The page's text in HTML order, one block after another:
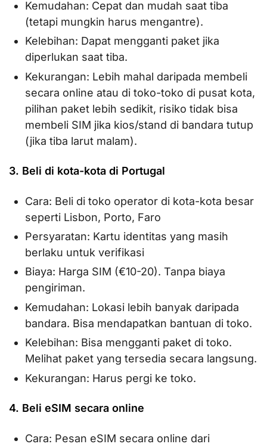
Kemudahan: Cepat dan mudah saat tiba
(tetapi mungkin harus mengantre).
Kelebihan: Dapat mengganti paket jika
diperlukan saat tiba.
Kekurangan: Lebih mahal daripada membeli
secara online atau di toko-toko di pusat kota,
pilihan paket lebih sedikit, risiko tidak bisa
membeli SIM jika kios/stand di bandara tutup
(jika tiba larut malam).
3. Beli di kota-kota di Portugal
Cara: Beli di toko operator di kota-kota besar
seperti Lisbon, Porto, Faro
Persyaratan: Kartu identitas yang masih
berlaku untuk verifikasi
Biaya: Harga SIM (€10-20). Tanpa biaya
pengiriman.
Kemudahan: Lokasi lebih banyak daripada
bandara. Bisa mendapatkan bantuan di toko.
Kelebihan: Bisa mengganti paket di toko.
Melihat paket yang tersedia secara langsung.
Kekurangan: Harus pergi ke toko.
4. Beli eSIM secara online
Cara: Pesan eSIM secara online dari